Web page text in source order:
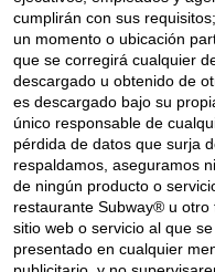
cumplirán con sus
un momento o ubicación
que se corregirá cualquier
descargado u obtenido de
es descargado bajo su
único responsable de
pérdida de datos que surja
respaldamos, aseguramos
de ningún producto o
restaurante Subway® u
sitio web o servicio al que
presentado en cualquier